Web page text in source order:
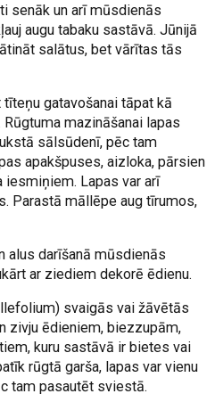
senāk un arī mūsdienās
augu tabaku sastāvā. Jūnijā
salātus, bet vārītas tās
gatavošanai tāpat kā
mazināšanai lapas
sālsūdenī, pēc tam
apakšpuses, aizloka, pārsien
iesmiņiem. Lapas var arī
Parastā māllēpe aug tīrumos,
alus darīšanā mūsdienās
ar ziediem dekorē ēdienu.
svaigās vai žāvētās
zivju ēdieniem, biezzupām,
kuru sastāvā ir bietes vai
rūgtā garša, lapas var vienu
tam pasautēt sviestā.